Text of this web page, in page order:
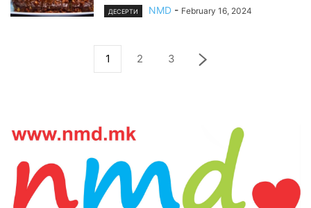
ДЕСЕРТИ NMD - February 16, 2024
1 2 3